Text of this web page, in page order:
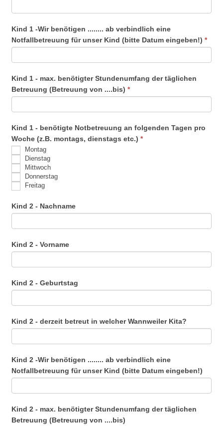
Kind 1 -Wir benötigen ........ ab verbindlich eine
Notfallbetreuung für unser Kind (bitte Datum eingeben!) *
Kind 1 - max. benötigter Stundenumfang der täglichen
Betreuung (Betreuung von ....bis) *
Kind 1 - benötigte Notbetreuung an folgenden Tagen pro
Woche (z.B. montags, dienstags etc.) *
Montag
Dienstag
Mittwoch
Donnerstag
Freitag
Kind 2 - Nachname
Kind 2 - Vorname
Kind 2 - Geburtstag
Kind 2 - derzeit betreut in welcher Wannweiler Kita?
Kind 2 -Wir benötigen ........ ab verbindlich eine
Notfallbetreuung für unser Kind (bitte Datum eingeben!)
Kind 2 - max. benötigter Stundenumfang der täglichen
Betreuung (Betreuung von ....bis)